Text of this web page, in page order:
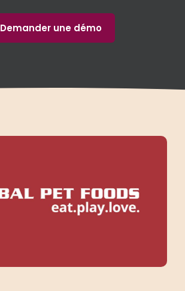
Demander une démo